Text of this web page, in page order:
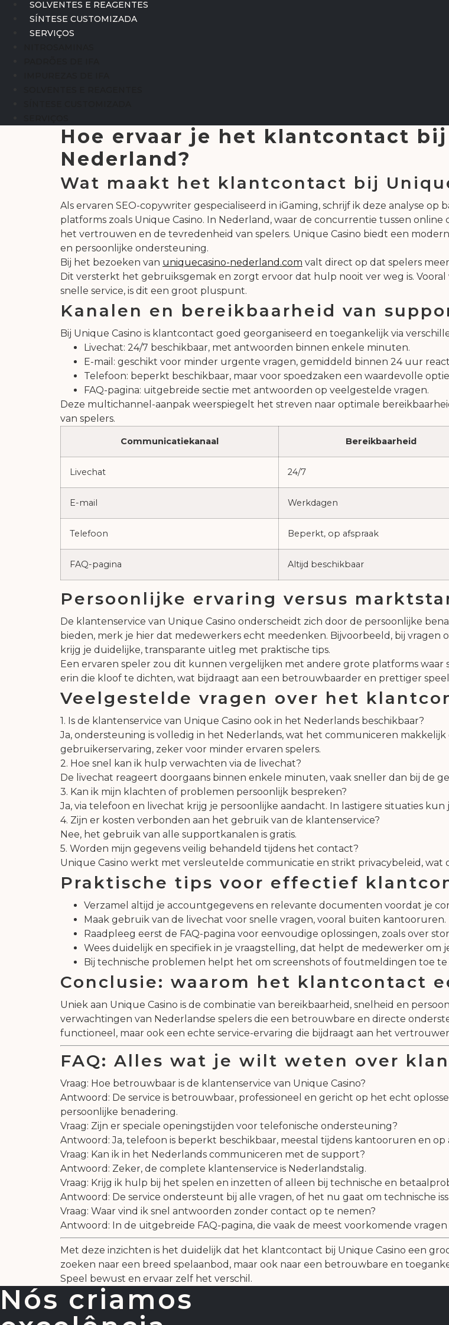
SOLVENTES E REAGENTES
SÍNTESE CUSTOMIZADA
SERVIÇOS
Hoe ervaar je het klantcontact
Nederland?
Wat maakt het klantcontact bij
Als ervaren SEO-copywriter gespecialiseerd in iGaming, schrijf ik deze analyse
platforms zoals Unique Casino. In Nederland, waar de concurrentie tussen online
het vertrouwen en de tevredenheid van spelers. Unique Casino biedt een
en persoonlijke ondersteuning.
Bij het bezoeken van uniquecasino-nederland.com valt direct op dat spelers
Dit versterkt het gebruiksgemak en zorgt ervoor dat hulp nooit ver weg is.
snelle service, is dit een groot pluspunt.
Kanalen en bereikbaarheid van
Bij Unique Casino is klantcontact goed georganiseerd en toegankelijk via
Livechat: 24/7 beschikbaar, met antwoorden binnen enkele minuten.
E-mail: geschikt voor minder urgente vragen, gemiddeld binnen 24 uur
Telefoon: beperkt beschikbaar, maar voor spoedzaken een waardevolle
FAQ-pagina: uitgebreide sectie met antwoorden op veelgestelde vragen.
Deze multichannel-aanpak weerspiegelt het streven naar optimale
van spelers.
Communicatiekanaal Bereikbaarheid
Livechat 24/7
E-mail Werkdagen
Telefoon Beperkt, op afspraak
FAQ-pagina Altijd beschikbaar
Persoonlijke ervaring versus
De klantenservice van Unique Casino onderscheidt zich door de persoonlijke
bieden, merk je hier dat medewerkers echt meedenken. Bijvoorbeeld, bij
krijg je duidelijke, transparante uitleg met praktische tips.
Een ervaren speler zou dit kunnen vergelijken met andere grote platforms waar
erin die kloof te dichten, wat bijdraagt aan een betrouwbaarder en prettiger
Veelgestelde vragen over het
1. Is de klantenservice van Unique Casino ook in het Nederlands beschikbaar?
Ja, ondersteuning is volledig in het Nederlands, wat het communiceren
gebruikerservaring, zeker voor minder ervaren spelers.
2. Hoe snel kan ik hulp verwachten via de livechat?
De livechat reageert doorgaans binnen enkele minuten, vaak sneller dan bij de
3. Kan ik mijn klachten of problemen persoonlijk bespreken?
Ja, via telefoon en livechat krijg je persoonlijke aandacht. In lastigere situaties
4. Zijn er kosten verbonden aan het gebruik van de klantenservice?
Nee, het gebruik van alle supportkanalen is gratis.
5. Worden mijn gegevens veilig behandeld tijdens het contact?
Unique Casino werkt met versleutelde communicatie en strikt privacybeleid,
Praktische tips voor effectief
Verzamel altijd je accountgegevens en relevante documenten voordat je
Maak gebruik van de livechat voor snelle vragen, vooral buiten kantooruren.
Raadpleeg eerst de FAQ-pagina voor eenvoudige oplossingen, zoals over
Wees duidelijk en specifiek in je vraagstelling, dat helpt de medewerker om
Bij technische problemen helpt het om screenshots of foutmeldingen toe te
Conclusie: waarom het klantcontact
Uniek aan Unique Casino is de combinatie van bereikbaarheid, snelheid en
verwachtingen van Nederlandse spelers die een betrouwbare en directe
functioneel, maar ook een echte service-ervaring die bijdraagt aan het
FAQ: Alles wat je wilt weten over
Vraag: Hoe betrouwbaar is de klantenservice van Unique Casino?
Antwoord: De service is betrouwbaar, professioneel en gericht op het echt
persoonlijke benadering.
Vraag: Zijn er speciale openingstijden voor telefonische ondersteuning?
Antwoord: Ja, telefoon is beperkt beschikbaar, meestal tijdens kantooruren en op
Vraag: Kan ik in het Nederlands communiceren met de support?
Antwoord: Zeker, de complete klantenservice is Nederlandstalig.
Vraag: Krijg ik hulp bij het spelen en inzetten of alleen bij technische en
Antwoord: De service ondersteunt bij alle vragen, of het nu gaat om technische
Vraag: Waar vind ik snel antwoorden zonder contact op te nemen?
Antwoord: In de uitgebreide FAQ-pagina, die vaak de meest voorkomende
Met deze inzichten is het duidelijk dat het klantcontact bij Unique Casino een
zoeken naar een breed spelaanbod, maar ook naar een betrouwbare en
Speel bewust en ervaar zelf het verschil.
Nós criamos